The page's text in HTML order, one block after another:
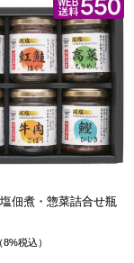
佃煮・惣菜詰合せ瓶
（8%税込）